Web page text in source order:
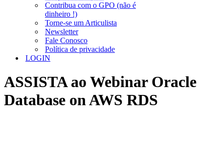
Contribua com o GPO (não é
dinheiro !)
Torne-se um Articulista
Newsletter
Fale Conosco
Política de privacidade
LOGIN
ASSISTA ao Webinar Oracle
Database on AWS RDS